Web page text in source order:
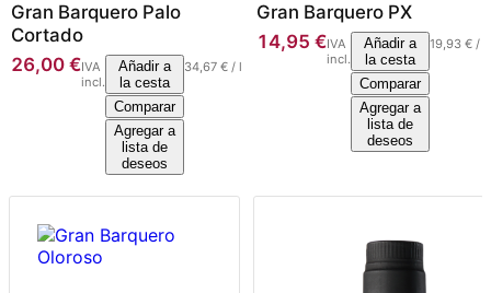
Gran Barquero Palo
Cortado
26,00 €IVA
incl.
34,67 € / l
Añadir a
la cesta
Comparar
Agregar a
lista de
deseos
Gran Barquero PX
14,95 €IVA
incl.
19,93€/
Añadir a
la cesta
Comparar
Agregar a
lista de
deseos